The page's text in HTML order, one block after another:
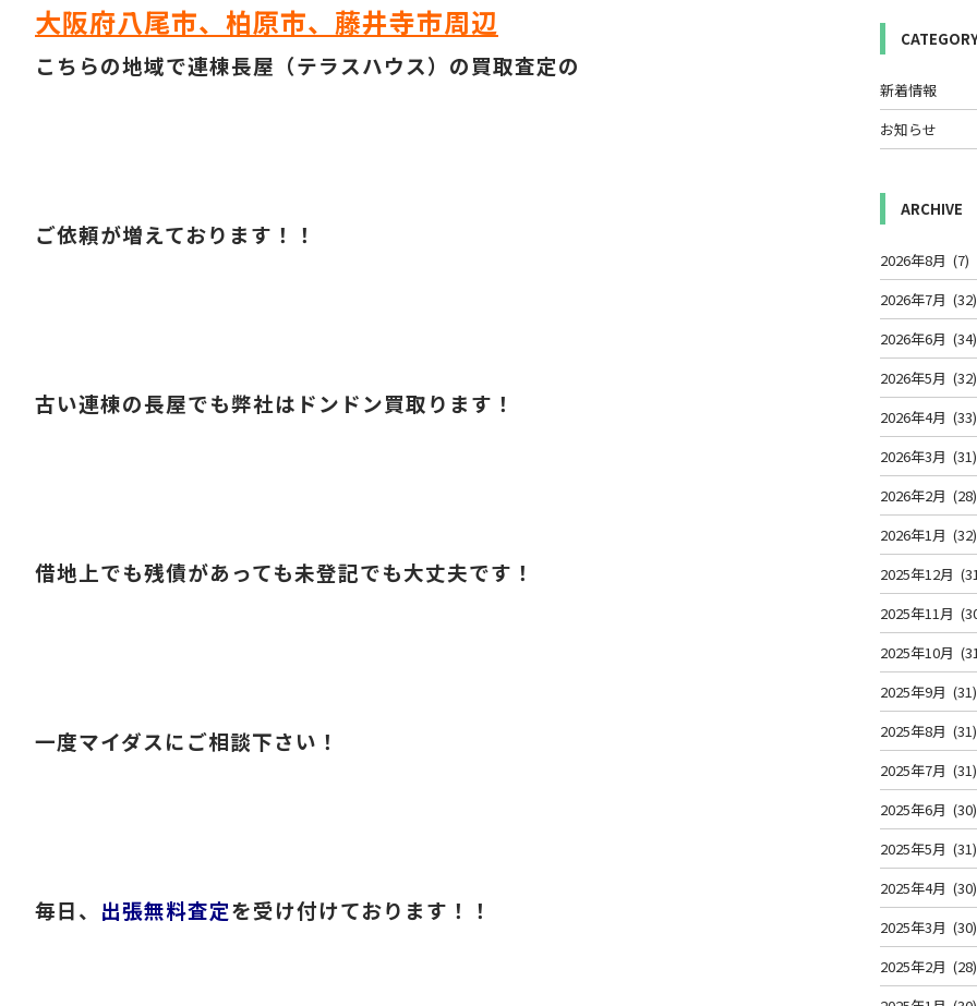
大阪府八尾市、柏原市、藤井寺市周辺
こちらの地域で連棟長屋（テラスハウス）の買取査定の
ご依頼が増えております！！
古い連棟の長屋でも弊社はドンドン買取ります！
借地上でも残債があっても未登記でも大丈夫です！
一度マイダスにご相談下さい！
毎日、 出張無料査定を受け付けております！！
新着情報
お知らせ
ARCHIVE
2026年8月 (7)
2026年7月 (32)
2026年6月 (34)
2026年5月 (32)
2026年4月 (33)
2026年3月 (31)
2026年2月 (28)
2026年1月 (32)
2025年12月
2025年11月
2025年10月
2025年9月 (31)
2025年8月 (31)
2025年7月 (31)
2025年6月 (30)
2025年5月 (31)
2025年4月 (30)
2025年3月 (30)
2025年2月 (28)